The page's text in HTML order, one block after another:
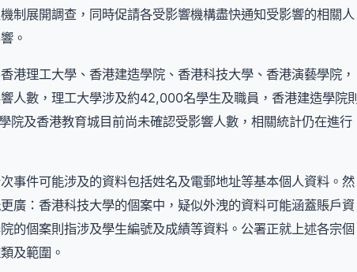
制展開調查，同時促請各受影響機構盡快通知受影響的相關人
。
港理工大學、香港建造學院、香港科技大學、香港演藝學院，
人數，理工大學涉及約42,000名學生及職員，香港建造學院則
院及香港教育城目前尚未確認受影響人數，相關統計仍在進行
事件可能涉及的資料包括姓名及電郵地址等基本個人資料。然
廣：香港科技大學的個案中，疑似外洩的資料可能涵蓋賬戶資
的個案則指涉及學生編號及成績等資料。公署正就上述各宗個
及範圍。